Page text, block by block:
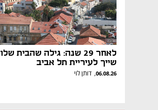
לאחר 29 שנה: גילה שהבית שלו
שייך לעיריית תל אביב
06.08.26
, דותן לוי